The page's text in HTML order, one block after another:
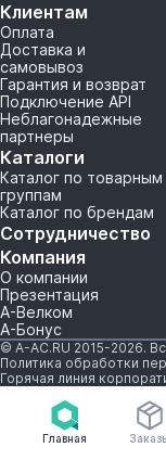
Главная
Клиентам
Оплата
Доставка и
самовывоз
Гарантия и возврат
Подключение API
Неблагонадежные
партнеры
Каталоги
Каталог по товарным
группам
Каталог по брендам
Сотрудничество
Компания
О компании
Презентация
А-Велком
А-Бонус
© A-AC.RU 2015-2026.
Политика обработки
Горячая линия